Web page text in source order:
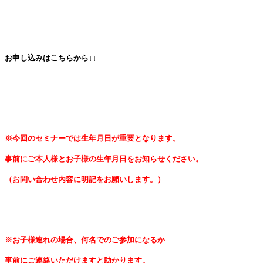
お申し込みはこちらから↓↓
※今回のセミナーでは生年月日が重要となります。
事前にご本人様とお子様の生年月日をお知らせください。
（お問い合わせ内容に明記をお願いします。）
※お子様連れの場合、何名でのご参加になるか
事前にご連絡いただけますと助かります。